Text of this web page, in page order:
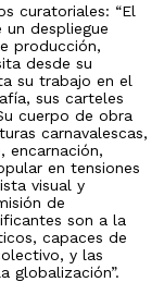
curatoriales: “El
despliegue
producción,
desde su
su trabajo en el
sus carteles
cuerpo de obra
carnavalescas,
encarnación,
en tensiones
visual y
de
son a la
capaces de
y las
globalización”.